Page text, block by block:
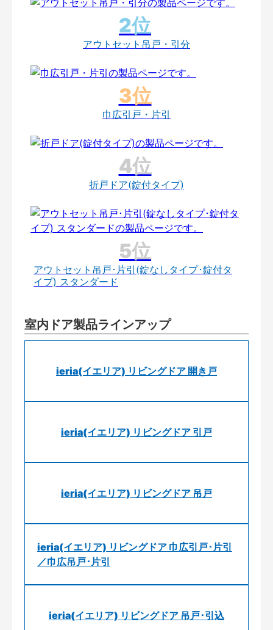
アウトセット吊戸・引分
巾広引戸・片引
折戸ドア(錠付タイプ)
アウトセット吊戸･片引(錠なしタイプ･錠付タ
イプ) スタンダード
室内ドア製品ラインアップ
ieria(イエリア) リビングドア 開き戸
ieria(イエリア) リビングドア 引戸
ieria(イエリア) リビングドア 吊戸
ieria(イエリア) リビングドア 巾広引戸･片引
／巾広吊戸･片引
ieria(イエリア) リビングドア 吊戸･引込